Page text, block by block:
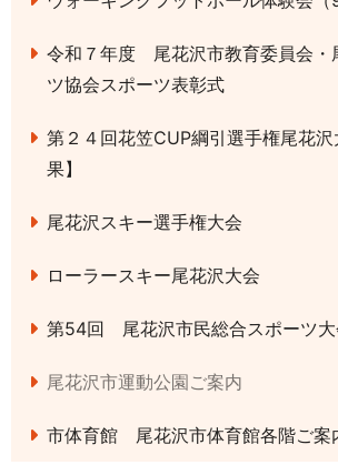
令和７年度 尾花沢市教育委員会・
ツ協会スポーツ表彰式
第２４回花笠CUP綱引選手権尾花
果】
尾花沢スキー選手権大会
ローラースキー尾花沢大会
第54回 尾花沢市民総合スポーツ大
尾花沢市運動公園ご案内
市体育館 尾花沢市体育館各階ご案